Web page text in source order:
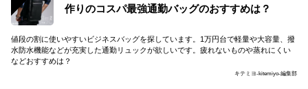
作りのコスパ最強通勤バッグのおすすめは？
値段の割に使いやすいビジネスバッグを探しています。1万円台で軽量や大容量、撥
水防水機能などが充実した通勤リュックが欲しいです。疲れないものや蒸れにくい
などおすすめは？
キテミヨ-kitemiyo-編集部